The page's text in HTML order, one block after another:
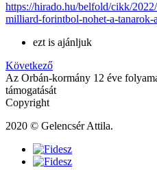
https://hirado.hu/belfold/cikk/
milliard-forintbol-nohet-a-tanarok-
ezt is ajánljuk
Következő
Az Orbán-kormány 12 éve
támogatását
Copyright
2020 © Gelencsér Attila.